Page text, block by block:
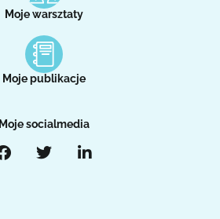
Moje warsztaty
Moje publikacje
Moje socialmedia